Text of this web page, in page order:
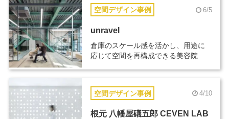
空間デザイン事例 6/5
unravel
倉庫のスケール感を活かし、用途に
応じて空間を再構成できる美容院
空間デザイン事例 4/10
根元 八幡屋礒五郎 CEVEN LAB